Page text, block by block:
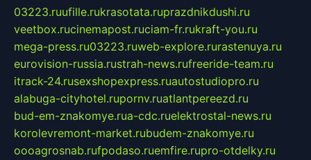
03223.ruufille.rukrasotata.ruprazdnikdushi.ru
veetbox.rucinemapost.ruciam-fr.rukraft-you.ru
mega-press.ru03223.ruweb-explore.rurastenuya.ru
eurovision-russia.rustrah-news.rufreeride-team.ru
itrack-24.rusexshopexpress.ruautostudiopro.ru
alabuga-cityhotel.rupornv.ruatlantpereezd.ru
bud-em-znakomye.rua-cdc.ruelektrostal-news.ru
korolevremont-market.rubudem-znakomye.ru
oooagrosnab.rufpodaso.ruemfire.rupro-otdelky.ru